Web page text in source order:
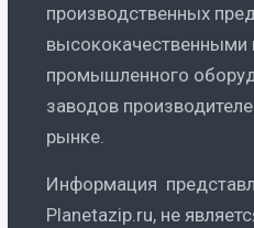
производственных
промышленного
заводов
рынке.
Информация
Planetazip.ru, не